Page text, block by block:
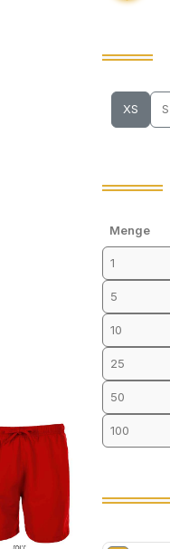
XS S
Menge
1
5
10
25
50
100